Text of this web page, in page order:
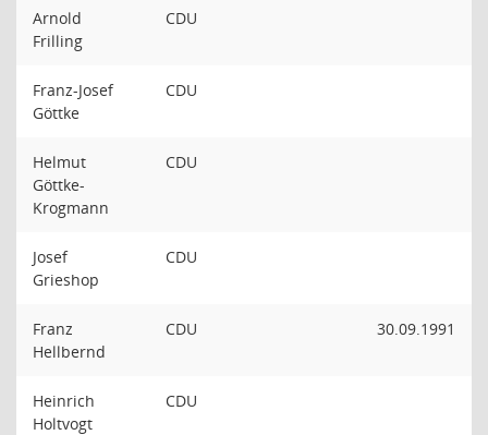
Arnold
Frilling
CDU
Franz-Josef
Göttke
CDU
Helmut
Göttke-
Krogmann
CDU
Josef
Grieshop
CDU
Franz
Hellbernd
CDU 30.09.1991
Heinrich
Holtvogt
CDU